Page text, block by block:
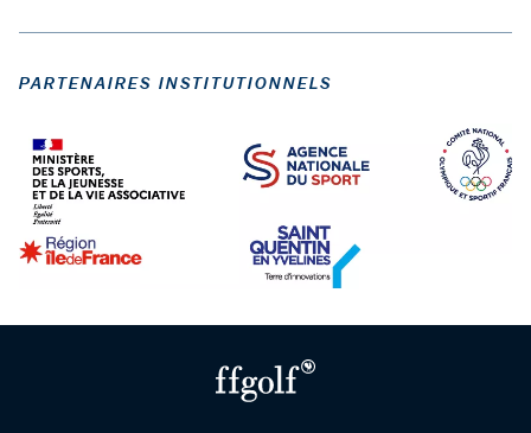
PARTENAIRES INSTITUTIONNELS